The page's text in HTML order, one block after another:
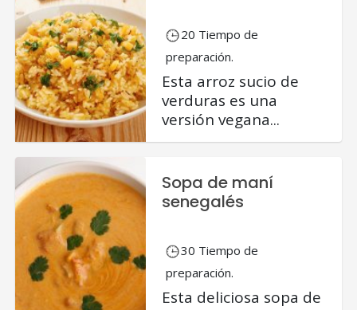
20 Tiempo de
preparación.
Esta arroz sucio de
verduras es una
versión vegana...
Sopa de maní
senegalés
30 Tiempo de
preparación.
Esta deliciosa sopa de